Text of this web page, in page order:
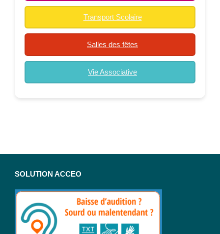
Transport Scolaire
Salles des fêtes
Vie Associative
SOLUTION ACCEO